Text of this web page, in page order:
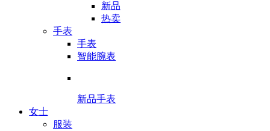
新品
热卖
手表
手表
智能腕表
新品手表
女士
服装